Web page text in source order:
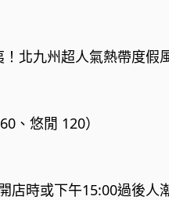
北九州超人氣熱帶度假
、悠閒 120）
店時或下午15:00過後人